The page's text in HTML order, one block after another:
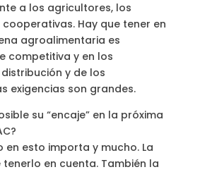
a los agricultores, los
Hay que tener en
agroalimentaria es
competitiva y en los
y de los
exigencias son grandes.
su “encaje” en la próxima
en esto importa y mucho. La
tenerlo en cuenta. También la